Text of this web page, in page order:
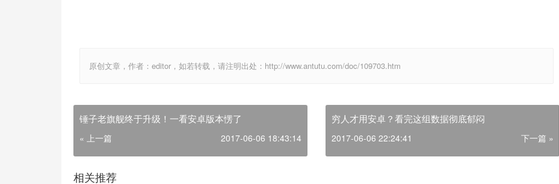
原创文章，作者：editor，如若转载，请注明出处：http://www.antutu.com/doc/109703.htm
锤子老旗舰终于升级！一看安卓版本愣了
« 上一篇 2017-06-06 18:43:14
穷人才用安卓？看完这组数据彻底郁闷
2017-06-06 22:24:41 下一篇 »
相关推荐